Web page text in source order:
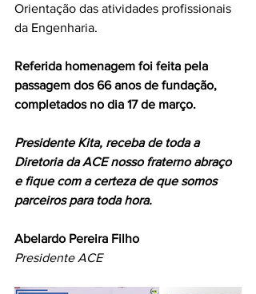
Orientação das atividades profissionais
da Engenharia.
Referida homenagem foi feita pela
passagem dos 66 anos de fundação,
completados no dia 17 de março.
Presidente Kita, receba de toda a
Diretoria da ACE nosso fraterno abraço
e fique com a certeza de que somos
parceiros para toda hora.
Abelardo Pereira Filho
Presidente ACE